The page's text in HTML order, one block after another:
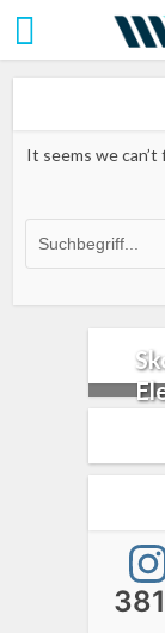
It seems we